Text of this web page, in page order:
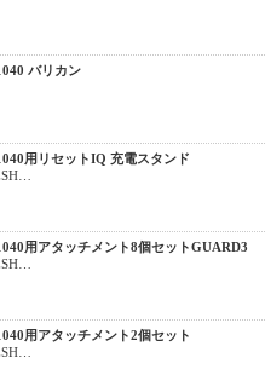
バリカン
用リセットIQ 充電スタンド
用アタッチメント8個セットGUARD3
用アタッチメント2個セット